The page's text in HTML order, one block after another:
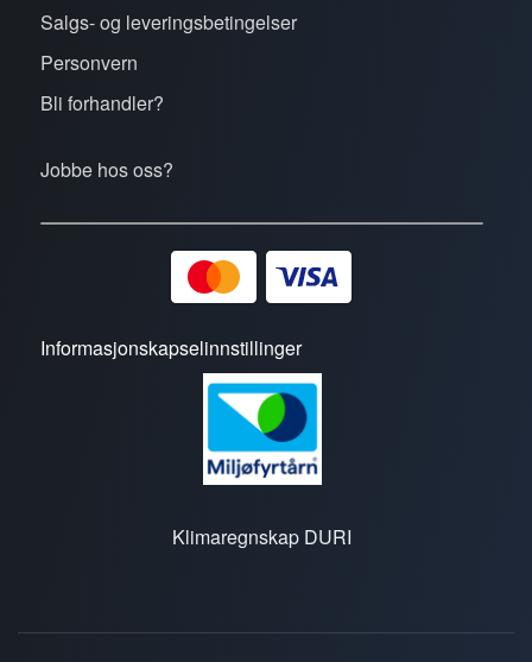
Salgs- og leveringsbetingelser
Personvern
Bli forhandler?
Jobbe hos oss?
Informasjonskapselinnstillinger
Klimaregnskap DURI